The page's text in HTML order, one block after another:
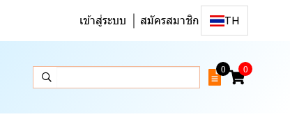
เข้าสู่ระบบ สมัครสมาชิก TH
0 0